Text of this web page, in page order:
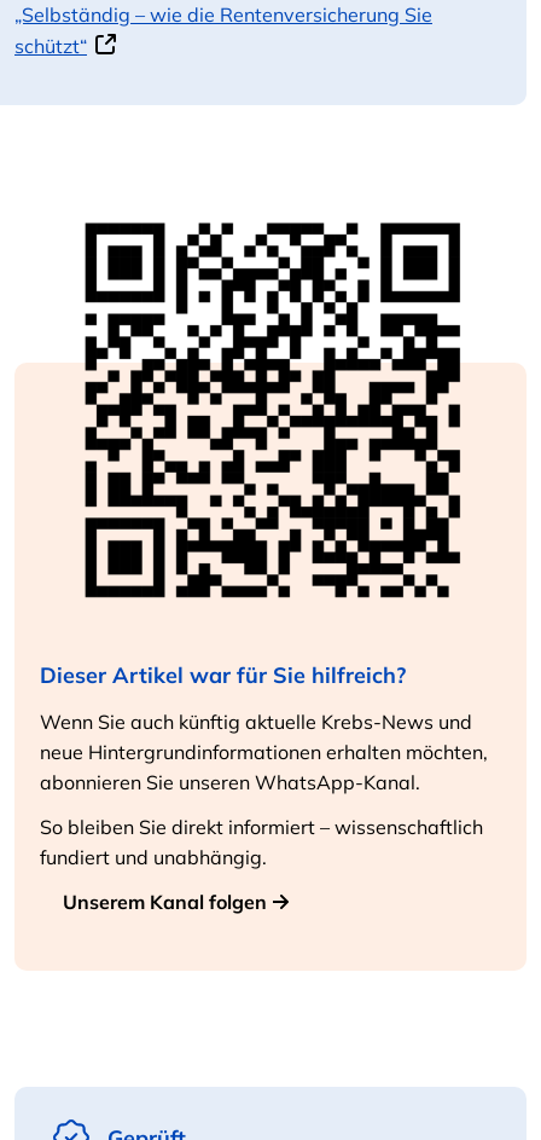
„Selbständig – wie die Rentenversicherung Sie
schützt“
Dieser Artikel war für Sie hilfreich?
Wenn Sie auch künftig aktuelle Krebs-News und
neue Hintergrundinformationen erhalten möchten,
abonnieren Sie unseren WhatsApp-Kanal.
So bleiben Sie direkt informiert – wissenschaftlich
fundiert und unabhängig.
Unserem Kanal folgen